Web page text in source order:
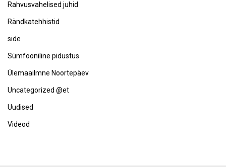
Rahvusvahelised juhid
Rändkatehhistid
side
Sümfooniline pidustus
Ülemaailmne Noortepäev
Uncategorized @et
Uudised
Videod